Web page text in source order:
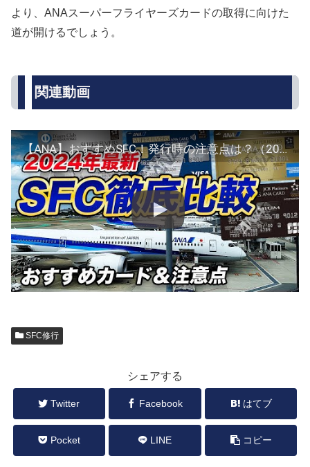
より、ANAスーパーフライヤーズカードの取得に向けた
道が開けるでしょう。
関連動画
【ANA】おすすめSFC！発行時の注意点は？（2024年最新版）
SFC修行
シェアする
Twitter Facebook はてブ
Pocket LINE コピー